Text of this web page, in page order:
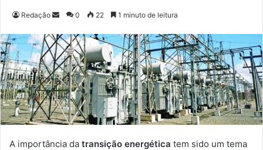
Redação
n
d
e
u
m
e
-
m
0 22 1 minuto de leitura
A importância da transição energética tem sido um tema